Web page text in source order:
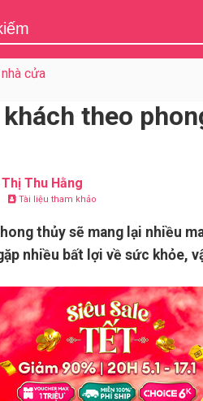
cửa
theo
Thu Hằng
Tài liệu tham khảo
thủy sẽ mang lại nhiều
nhiều bất lợi về sức khỏe,